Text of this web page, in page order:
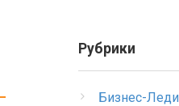
Рубрики
Бизнес-Леди